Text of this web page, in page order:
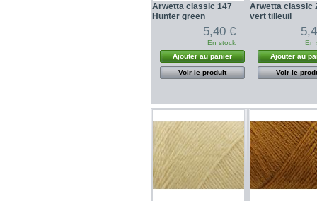
Arwetta classic 147
Hunter green
5,40 €
En stock
Ajouter au panier
Voir le produit
Arwetta classic
vert tilleuil
En
Ajouter au
Voir le